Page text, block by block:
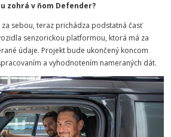
zohrá v ňom Defender?
sebou, teraz prichádza podstatná časť
senzorickou platformou, ktorá má za
údaje. Projekt bude ukončený koncom
a vyhodnotením nameraných dát.